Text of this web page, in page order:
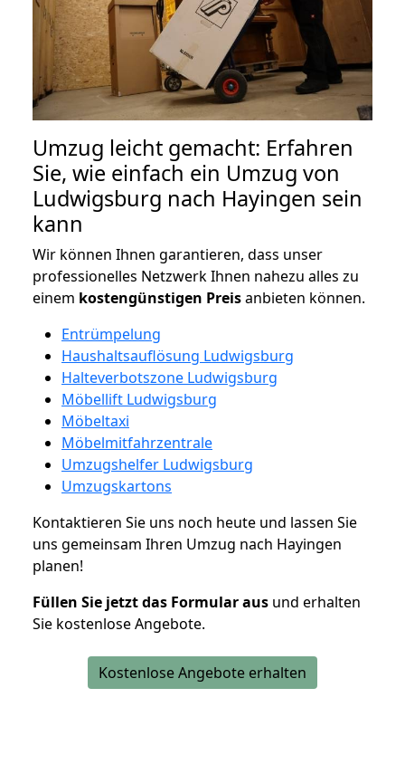
Umzug leicht gemacht: Erfahren
Sie, wie einfach ein Umzug von
Ludwigsburg nach Hayingen sein
kann
Wir können Ihnen garantieren, dass unser
professionelles Netzwerk Ihnen nahezu alles zu
einem kostengünstigen Preisanbieten können.
Entrümpelung
Haushaltsauflösung Ludwigsburg
Halteverbotszone Ludwigsburg
Möbellift Ludwigsburg
Möbeltaxi
Möbelmitfahrzentrale
Umzugshelfer Ludwigsburg
Umzugskartons
Kontaktieren Sie uns noch heute und lassen Sie
uns gemeinsam Ihren Umzug nach Hayingen
planen!
Füllen Sie jetzt das Formular aus und erhalten
Sie kostenlose Angebote.
Kostenlose Angebote erhalten